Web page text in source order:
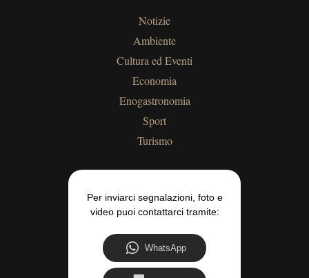
Notizie
Ambiente
Cultura ed Eventi
Economia
Enogastronomia
Sport
Turismo
Per inviarci segnalazioni, foto e
video puoi contattarci tramite:
WhatsApp